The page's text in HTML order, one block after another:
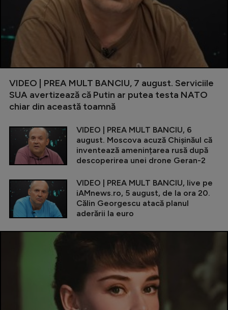
VIDEO | PREA MULT BANCIU, 7 august. Serviciile
SUA avertizează că Putin ar putea testa NATO
chiar din această toamnă
VIDEO | PREA MULT BANCIU, 6
august. Moscova acuză Chișinăul că
inventează amenințarea rusă după
descoperirea unei drone Geran-2
VIDEO | PREA MULT BANCIU, live pe
iAMnews.ro, 5 august, de la ora 20.
Călin Georgescu atacă planul
aderării la euro